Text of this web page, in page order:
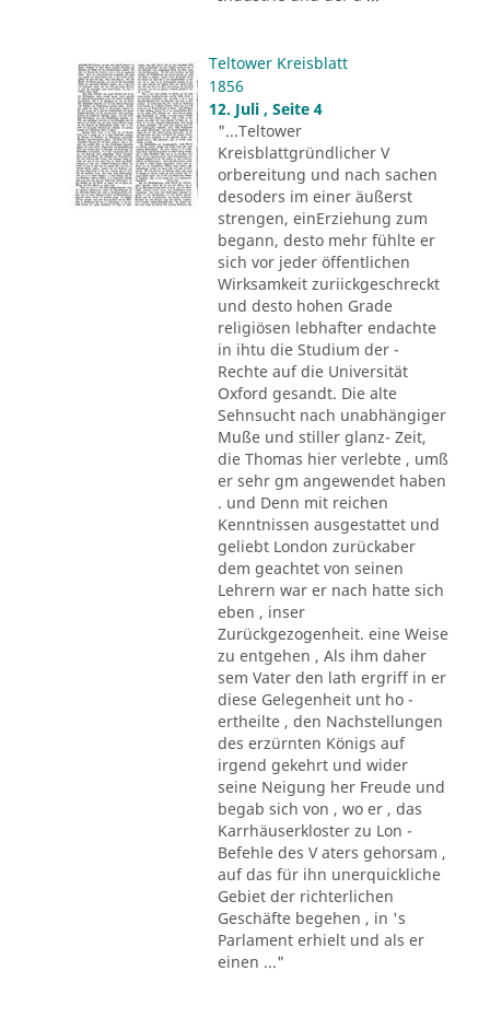
Teltower Kreisblatt
1856
12. Juli , Seite 4
"...Teltower
Kreisblattgründlicher V
orbereitung und nach sachen
desoders im einer äußerst
strengen, einErziehung zum
begann, desto mehr fühlte er
sich vor jeder öffentlichen
Wirksamkeit zuriickgeschreckt
und desto hohen Grade
religiösen lebhafter endachte
in ihtu die Studium der -
Rechte auf die Universität
Oxford gesandt. Die alte
Sehnsucht nach unabhängiger
Muße und stiller glanz- Zeit,
die Thomas hier verlebte , umß
er sehr gm angewendet haben
. und Denn mit reichen
Kenntnissen ausgestattet und
geliebt London zurückaber
dem geachtet von seinen
Lehrern war er nach hatte sich
eben , inser
Zurückgezogenheit. eine Weise
zu entgehen , Als ihm daher
sem Vater den lath ergriff in er
diese Gelegenheit unt ho -
ertheilte , den Nachstellungen
des erzürnten Königs auf
irgend gekehrt und wider
seine Neigung her Freude und
begab sich von , wo er , das
Karrhäuserkloster zu Lon -
Befehle des V aters gehorsam ,
auf das für ihn unerquickliche
Gebiet der richterlichen
Geschäfte begehen , in 's
Parlament erhielt und als er
einen ..."